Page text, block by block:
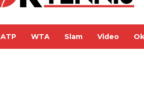
ATP WTA Slam Video